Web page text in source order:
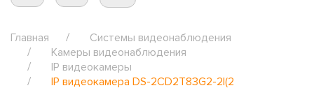
Главная
Системы видеонаблюдения
Камеры видеонаблюдения
IP видеокамеры
IP видеокамера DS-2CD2T83G2-2I(2